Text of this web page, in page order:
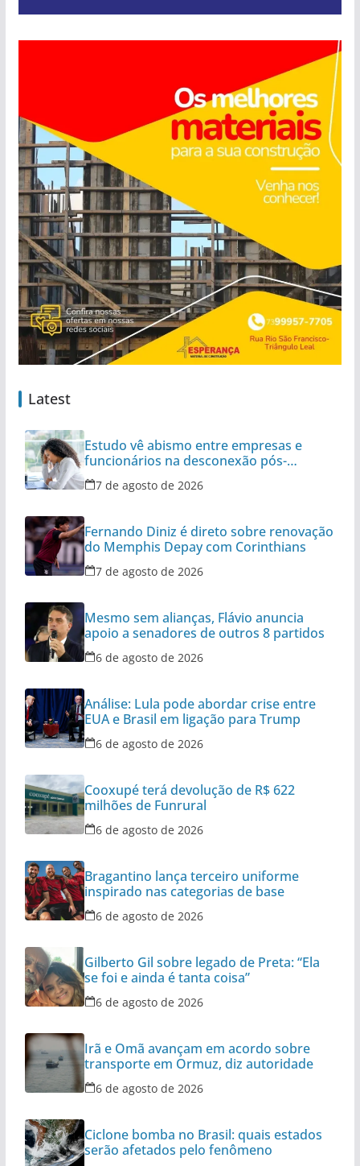
Latest
Estudo vê abismo entre empresas e
funcionários na desconexão pós-
expediente
7 de agosto de 2026
Fernando Diniz é direto sobre renovação
do Memphis Depay com Corinthians
7 de agosto de 2026
Mesmo sem alianças, Flávio anuncia
apoio a senadores de outros 8 partidos
6 de agosto de 2026
Análise: Lula pode abordar crise entre
EUA e Brasil em ligação para Trump
6 de agosto de 2026
Cooxupé terá devolução de R$ 622
milhões de Funrural
6 de agosto de 2026
Bragantino lança terceiro uniforme
inspirado nas categorias de base
6 de agosto de 2026
Gilberto Gil sobre legado de Preta: “Ela
se foi e ainda é tanta coisa”
6 de agosto de 2026
Irã e Omã avançam em acordo sobre
transporte em Ormuz, diz autoridade
6 de agosto de 2026
Ciclone bomba no Brasil: quais estados
serão afetados pelo fenômeno